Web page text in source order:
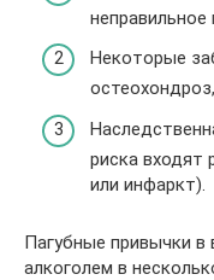
неправильное
Некоторые
риска входят
или инфаркт).
Пагубные привычки в
алкоголем в